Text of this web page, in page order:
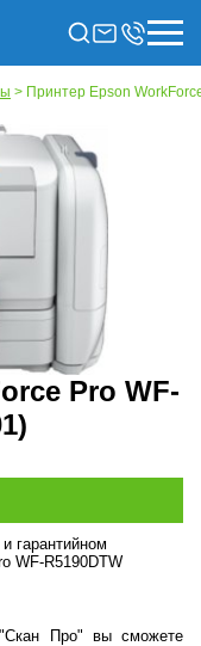
> Принтер Epson
Pro WF-
гарантийном
WF-R5190DTW
"Скан Про" вы сможете